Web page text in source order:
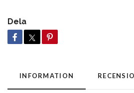
Dela
INFORMATION